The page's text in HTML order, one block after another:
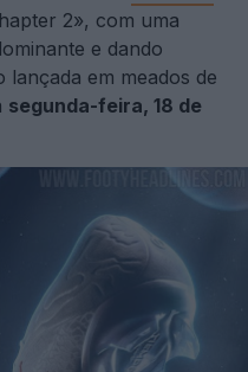
2», com uma
e dando
lançada em meados de
segunda-feira, 18 de